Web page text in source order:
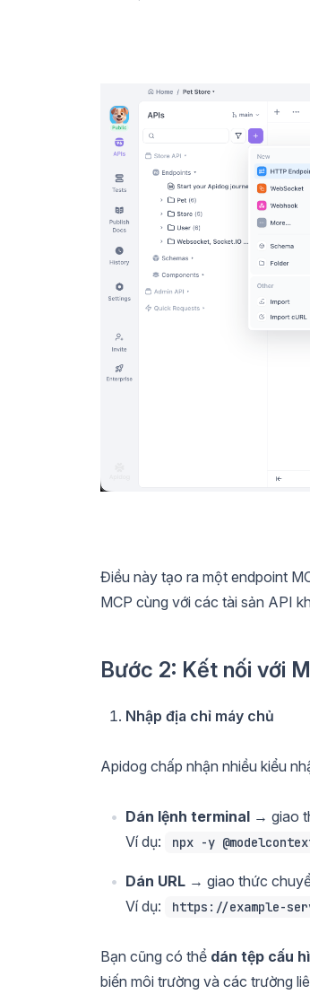
Điều này tạo ra một endpoint
MCP cùng với các tài sản API
Bước 2: Kết nối với
Nhập địa chỉ máy chủ
Apidog chấp nhận nhiều kiểu
Dán lệnh terminal → giao
Ví dụ:
npx -y
Dán URL → giao thức
Ví dụ:
https://example-
Bạn cũng có thể dán tệp cấu
biến môi trường và các trường